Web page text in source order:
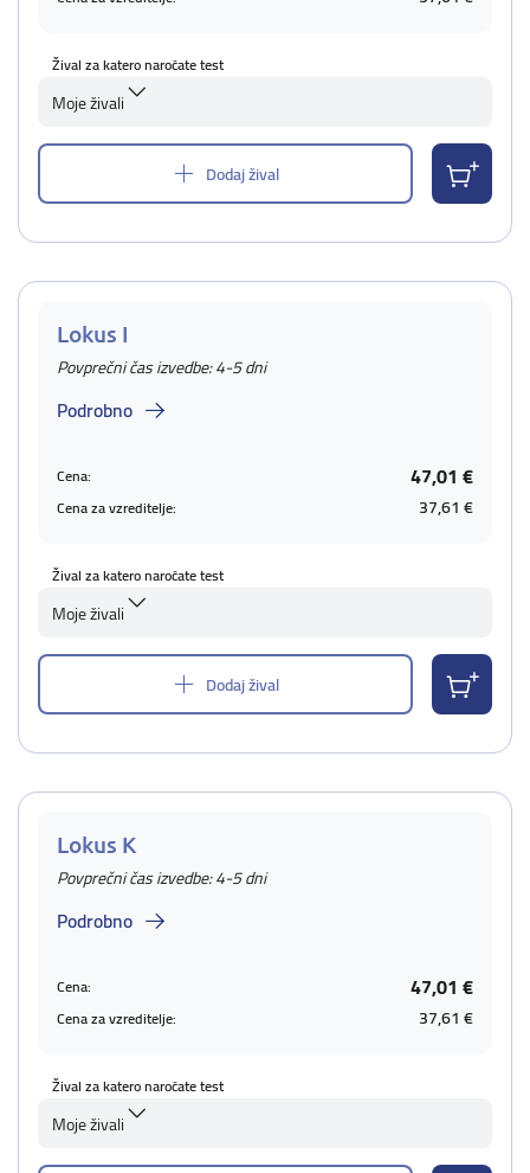
Žival za katero naročate test
Moje živali
Dodaj žival
Lokus I
Povprečni čas izvedbe: 4-5 dni
Podrobno
Cena: 47,01 €
Cena za vzreditelje: 37,61 €
Žival za katero naročate test
Moje živali
Dodaj žival
Lokus K
Povprečni čas izvedbe: 4-5 dni
Podrobno
Cena: 47,01 €
Cena za vzreditelje: 37,61 €
Žival za katero naročate test
Moje živali